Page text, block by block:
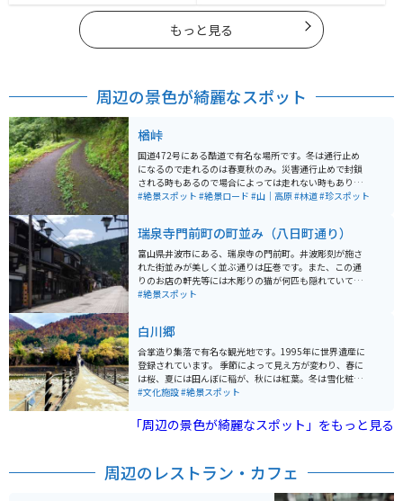
もっと見る
周辺の景色が綺麗なスポット
楢峠
国道472号にある酷道で有名な場所です。冬は通行止め
になるので走れるのは春夏秋のみ。災害通行止めで封鎖
される時もあるので場合によっては走れない時もありま
す。 ガードレールはなく、アスファルトは割れ、道の真
られるものがここにあります。 林道への入口が点々と存
在するのでオフロードバイクならさらなるスリルを楽し
めるでしょう。電波が来ないので決して一人では行かな
いようにしてください。
#絶景スポット #絶景ロード #山｜高原#林道#珍スポット
瑞泉寺門前町の町並み（八日町通り）
富山県井波市にある、瑞泉寺の門前町。井波彫刻が施さ
れた街並みが美しく並ぶ通りは圧巻です。また、この通
りのお店の軒先等には木彫りの猫が何匹も隠れていて、
猫たちを探しつつお店を巡るたのしみもあります。井波
#絶景スポット
白川郷
合掌造り集落で有名な観光地です。1995年に世界遺産に
登録されています。 季節によって見え方が変わり、春に
は桜、夏には田んぼに稲が、秋には紅葉。冬は雪化粧。
来る季節によってさまざまな景色を見せてくれる素敵な
は、桜もなく稲も無いので、少し物寂しい感じの景色に
なります。 そのほか「ひぐらしのなく頃に」というゲー
#文化施設#絶景スポット
「周辺の景色が綺麗なスポット」をもっと見る
周辺のレストラン・カフェ